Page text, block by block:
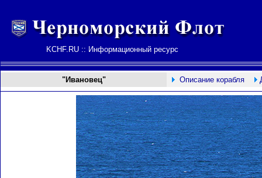
KCHF.RU :: Информационный ресурс
"Ивановец" Описание корабля